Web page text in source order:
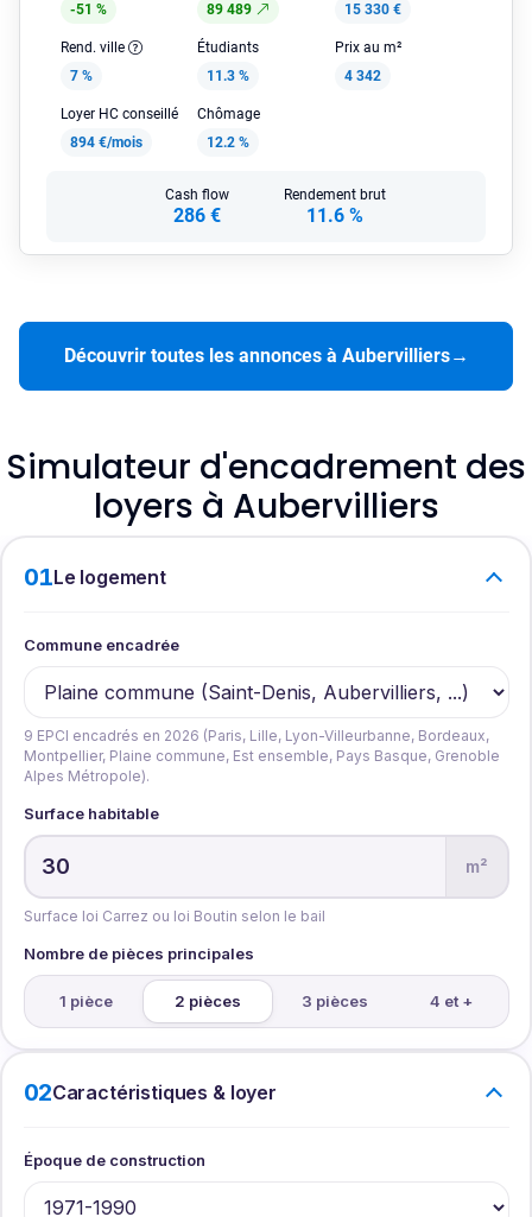
-51 %
89 489
15 330 €
Rend. ville
7 %
Étudiants
11.3 %
Prix au m²
4 342
Loyer HC conseillé
894 €/mois
Chômage
12.2 %
Cash flow
286 €
Rendement brut
11.6 %
Découvrir toutes les annonces à Aubervilliers→
Simulateur d'encadrement des
loyers à Aubervilliers